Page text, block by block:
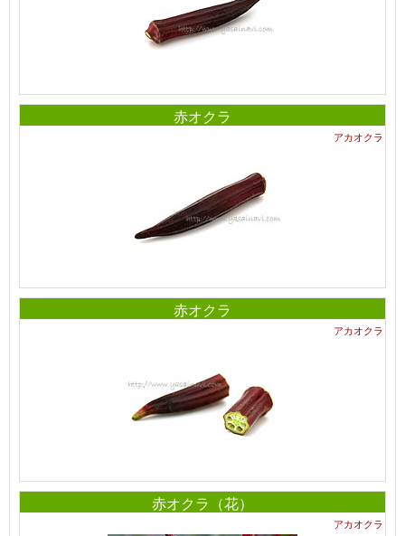
赤オクラ
アカオクラ
赤オクラ
アカオクラ
赤オクラ（花）
アカオクラ